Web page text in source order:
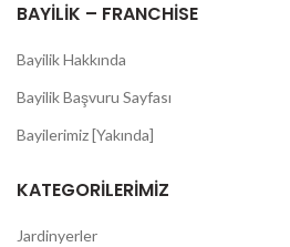
BAYILIK – FRANCHISE
Bayilik Hakkında
Bayilik Başvuru Sayfası
Bayilerimiz [Yakında]
KATEGORILERIMIZ
Jardinyerler